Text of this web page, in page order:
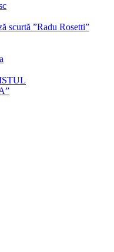
scurtă ”Radu Rosetti”